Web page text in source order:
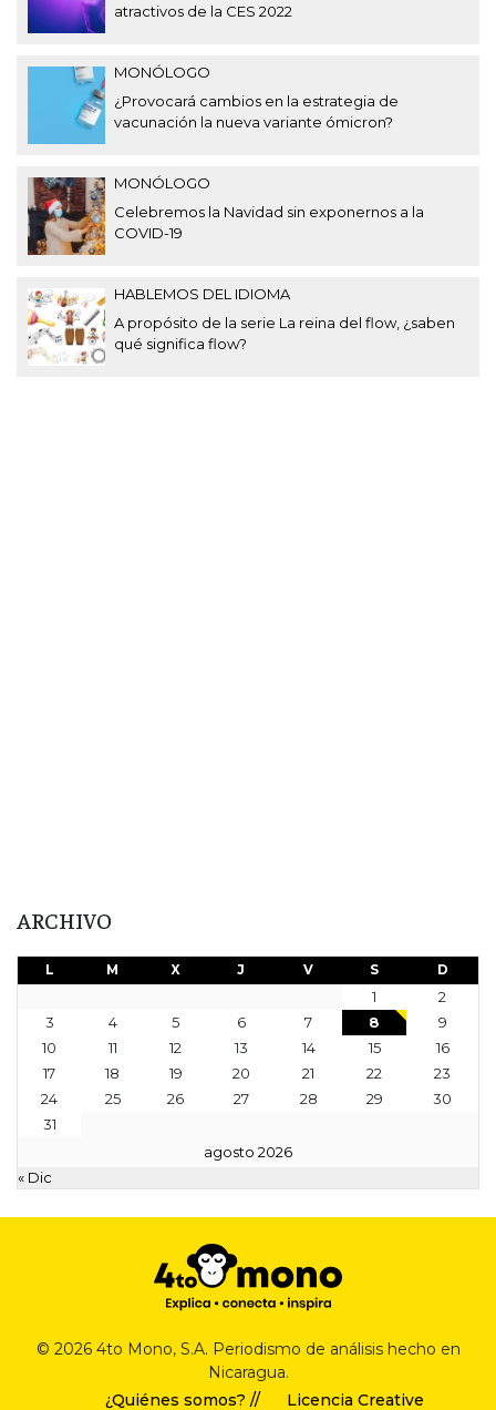
atractivos de la CES 2022
MONÓLOGO
¿Provocará cambios en la estrategia de
vacunación la nueva variante ómicron?
MONÓLOGO
Celebremos la Navidad sin exponernos a la
COVID-19
HABLEMOS DEL IDIOMA
A propósito de la serie La reina del flow, ¿saben
qué significa flow?
ARCHIVO
agosto 2026
L M X J V S D
1
2
3
4 5 6 7 8
9
10
11 12 13 14 15
16
17
18 19 20 21 22
23
24
25 26 27 28 29
30
31
« Dic
© 2026 4to Mono, S.A. Periodismo de análisis hecho en
Nicaragua.
¿Quiénes somos? //
Licencia Creative